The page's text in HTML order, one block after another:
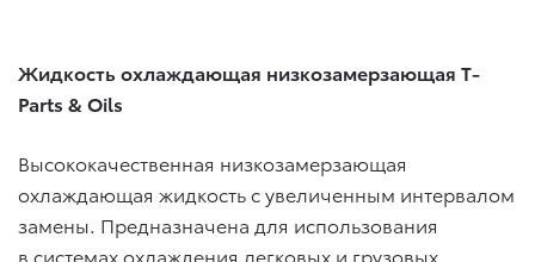
Жидкость охлаждающая низкозамерзающая T-
Parts & Oils
Высококачественная низкозамерзающая
охлаждающая жидкость с увеличенным интервалом
замены. Предназначена для использования
в системах охлаждения легковых и грузовых